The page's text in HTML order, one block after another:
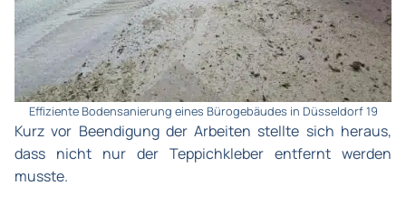
Effiziente Bodensanierung eines Bürogebäudes in Düsseldorf 19
Kurz vor Beendigung der Arbeiten stellte sich heraus,
dass nicht nur der Teppichkleber entfernt werden
musste.